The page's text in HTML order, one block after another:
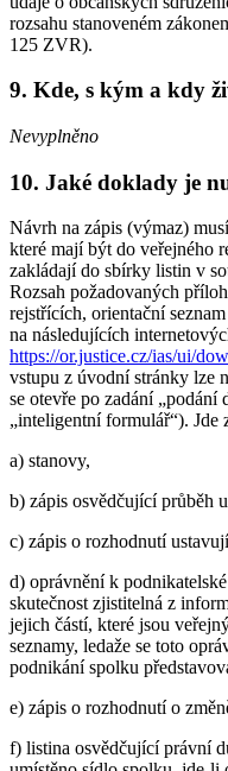
rozsahu stanoveném
125 ZVR).
9. Kde, s kým a kdy
Nevyplněno
10. Jaké doklady je
Návrh na zápis (výmaz)
které mají být do veřejného
zakládají do sbírky listin v
Rozsah požadovaných
rejstřících, orientační
na následujících
https://or.justice.cz/ias/ui/
vstupu z úvodní stránky lze
se otevře po zadání „podání
„inteligentní formulář“). Jde
a) stanovy,
b) zápis osvědčující průběh
c) zápis o rozhodnutí
d) oprávnění k
skutečnost zjistitelná z
jejich částí, které jsou
seznamy, ledaže se toto
podnikání spolku
e) zápis o rozhodnutí o
f) listina osvědčující právní